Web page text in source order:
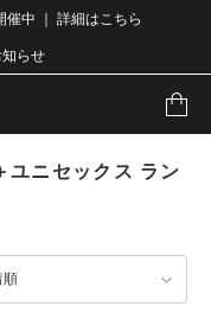
催中 ｜ 詳細はこちら
らせ
ユニセックス ラン
順